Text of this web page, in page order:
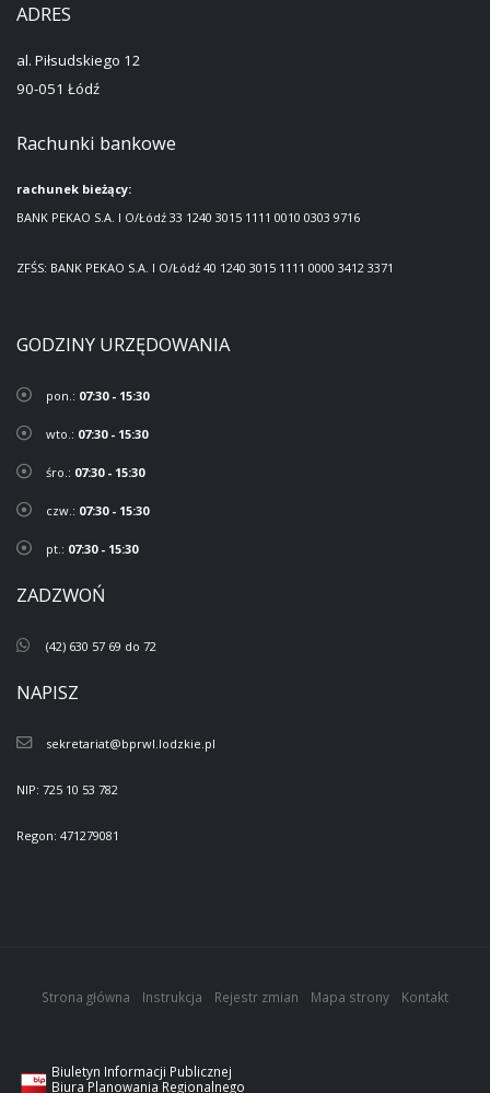
ADRES
al. Piłsudskiego 12
90-051 Łódź
Rachunki bankowe
rachunek bieżący:
BANK PEKAO S.A. I O/Łódź 33 1240 3015 1111 0010 0303 9716
ZFŚS: BANK PEKAO S.A. I O/Łódź 40 1240 3015 1111 0000 3412 3371
GODZINY URZĘDOWANIA
pon.: 07:30 - 15:30
wto.: 07:30 - 15:30
śro.: 07:30 - 15:30
czw.: 07:30 - 15:30
pt.: 07:30 - 15:30
ZADZWOŃ
(42) 630 57 69 do 72
NAPISZ
sekretariat@bprwl.lodzkie.pl
NIP: 725 10 53 782
Regon: 471279081
Biuletyn Informacji Publicznej
Biura Planowania Regionalnego
Strona główna Instrukcja Rejestr zmian Mapa strony Kontakt